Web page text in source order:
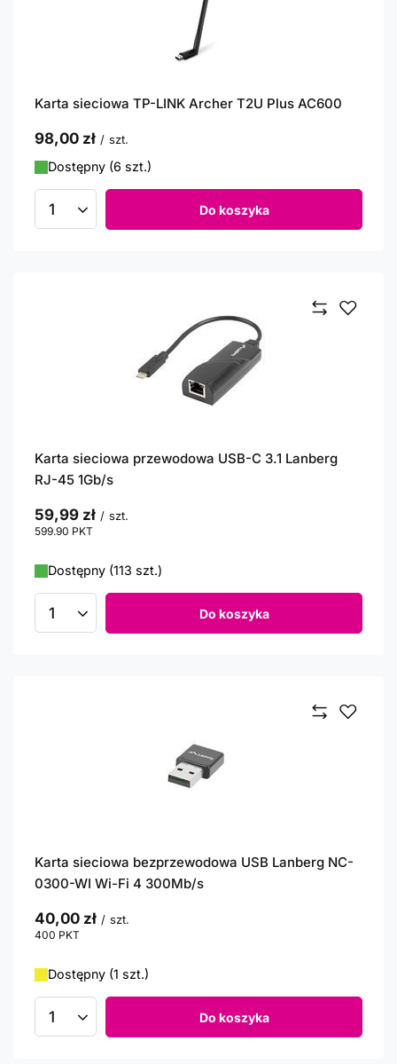
Karta sieciowa TP-LINK Archer T2U Plus AC600
98,00 zł / szt.
Dostępny (6 szt.)
Ilość produktów Do koszyka
Karta sieciowa przewodowa USB-C 3.1 Lanberg
RJ-45 1Gb/s
59,99 zł / szt.
599.90 PKT
Dostępny (113 szt.)
Ilość produktów Do koszyka
Karta sieciowa bezprzewodowa USB Lanberg NC-
0300-WI Wi-Fi 4 300Mb/s
40,00 zł / szt.
400 PKT
Dostępny (1 szt.)
Ilość produktów Do koszyka